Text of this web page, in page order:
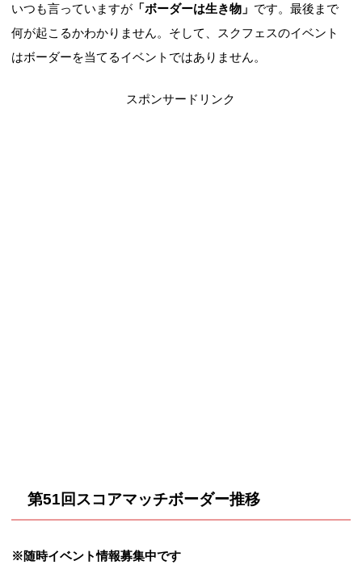
いつも言っていますが 「ボーダーは生き物」 です。最後まで
何が起こるかわかりません。そして、スクフェスのイベント
はボーダーを当てるイベントではありません。
スポンサードリンク
第51回スコアマッチボーダー推移
※随時イベント情報募集中です